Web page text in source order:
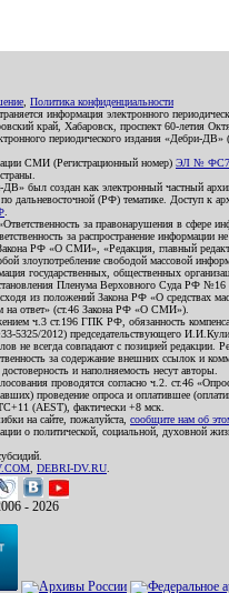
Политика конфиденциальности
информация электронного
край, Хабаровск, проспект 60-летия
периодического издания
СМИ (Регистрационный номер) ЭЛ №
был создан как электронный частный
дальневосточной (РФ) тематике. Доступ к
за правонарушения в
за распространение
РФ «О СМИ», «Редакция, главный
злоупотребление свободой массовой
государственных, общественных
Пленума Верховного Суда РФ №16
из положений Закона РФ «О средствах
на ответ» (ст.46 Закона РФ «О СМИ»).
ч.3 ст.196 ГПК РФ, обязанность
5325/2012) председательствующего
не всегда совпадают с позицией редакции.
за содержание внешних ссылок и
и наполняемость несут авторы.
проводятся согласно ч.2. ст.46
проведение опроса и оплатившее
(AEST), фактически +8 мск.
на сайте, пожалуйста, сообщите нам об
о политической, социальной, духовной
DEBRI-DV.RU
- 2026